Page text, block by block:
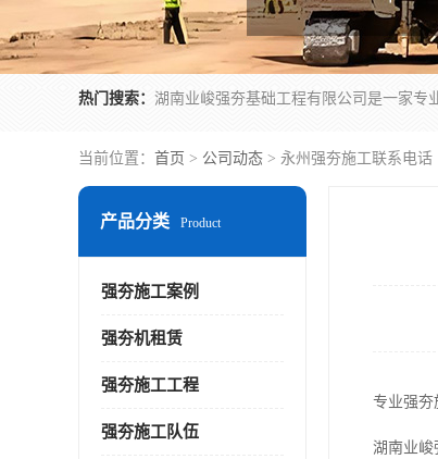
热门搜索：
当前位置： 首页 > 公司动态 > 永州强夯施工联系电话
产品分类 Product
强夯施工案例
强夯机租赁
强夯施工工程
强夯施工队伍
专业强夯
湖南业峻